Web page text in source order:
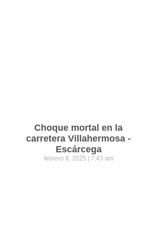
Choque mortal en la
carretera Villahermosa -
Escárcega
febrero 8, 2025 7:43 am